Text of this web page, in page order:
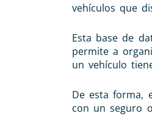
vehículos que
Esta base de
permite a
un vehículo
De esta forma,
con un seguro